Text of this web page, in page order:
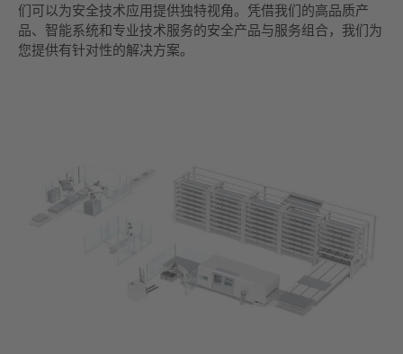
们可以为安全技术应用提供独特视角。凭借我们的高品质产
品、智能系统和专业技术服务的安全产品与服务组合，我们为
您提供有针对性的解决方案。